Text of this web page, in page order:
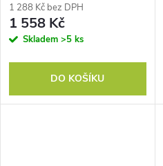
1 288 Kč bez DPH
1 558 Kč
Skladem >5 ks
DO KOŠÍKU